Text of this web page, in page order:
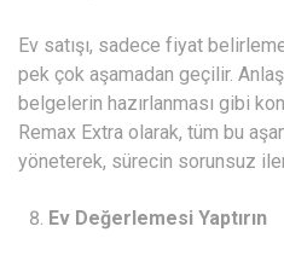
Ev satışı, sadece fiyat
pek çok aşamadan geçilir.
belgelerin hazırlanması gibi
Remax Extra olarak, tüm bu
yöneterek, sürecin sorunsuz
Ev Değerlemesi Yaptırın